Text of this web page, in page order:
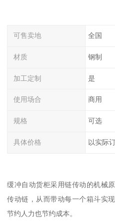
可售卖地 全国
材质 钢制
加工定制 是
使用场合 商用
规格 可选
具体价格 以实际
缓冲自动货柜采用链传动的机械
传动链，从而带动每一个箱斗实
节约人力也节约成本。